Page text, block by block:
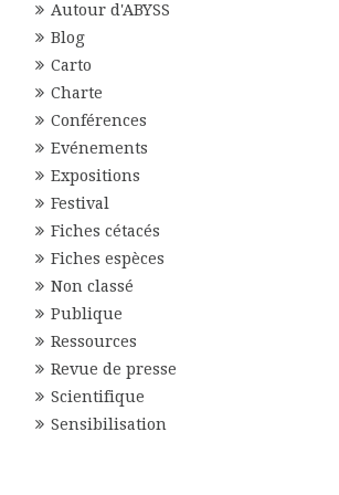
Autour d'ABYSS
Blog
Carto
Charte
Conférences
Evénements
Expositions
Festival
Fiches cétacés
Fiches espèces
Non classé
Publique
Ressources
Revue de presse
Scientifique
Sensibilisation